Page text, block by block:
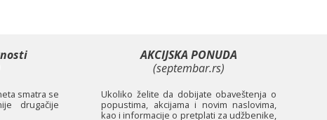
smatra se
drugačije
AKCIJSKA PONUDA
(septembar.rs)
Ukoliko želite da dobijate obaveštenja o
popustima, akcijama i novim naslovima,
kao i informacije o pretplati za udžbenike,